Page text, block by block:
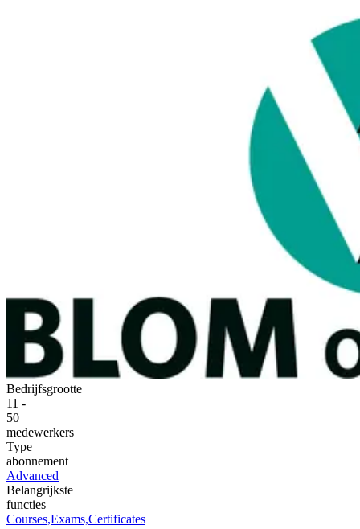
Bedrijfsgrootte
11 -
50
medewerkers
Type
abonnement
Advanced
Belangrijkste
functies
Courses,Exams,Certificates